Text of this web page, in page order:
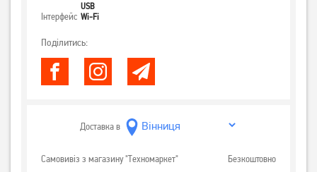
Інтерфейс
USB
Wi-Fi
Поділитись:
Доставка в
Самовивіз з магазину "Техномаркет" Безкоштовно